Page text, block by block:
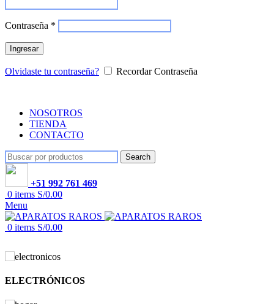
Contraseña *
Ingresar
Olvidaste tu contraseña? Recordar Contraseña
NOSOTROS
TIENDA
CONTACTO
Search
+51 992 761 469
0 items S/0.00
Menu
0 items S/0.00
ELECTRÓNICOS